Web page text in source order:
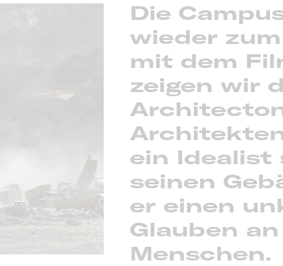
Die
wieder
mit dem
zeigen wir
ein Idealist
seinen
er einen
Glauben
Menschen.